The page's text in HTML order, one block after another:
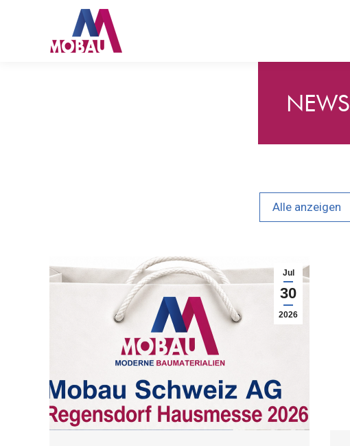
NEWS
Alle anzeigen
Jul
30
2026